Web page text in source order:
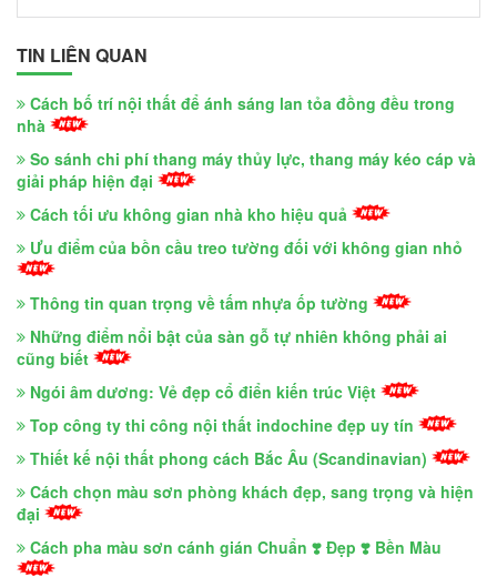
TIN LIÊN QUAN
Cách bố trí nội thất để ánh sáng lan tỏa đồng đều trong
nhà
So sánh chi phí thang máy thủy lực, thang máy kéo cáp và
giải pháp hiện đại
Cách tối ưu không gian nhà kho hiệu quả
Ưu điểm của bồn cầu treo tường đối với không gian nhỏ
Thông tin quan trọng về tấm nhựa ốp tường
Những điểm nổi bật của sàn gỗ tự nhiên không phải ai
cũng biết
Ngói âm dương: Vẻ đẹp cổ điển kiến trúc Việt
Top công ty thi công nội thất indochine đẹp uy tín
Thiết kế nội thất phong cách Bắc Âu (Scandinavian)
Cách chọn màu sơn phòng khách đẹp, sang trọng và hiện
đại
Cách pha màu sơn cánh gián Chuẩn ❣️ Đẹp ❣️ Bền Màu